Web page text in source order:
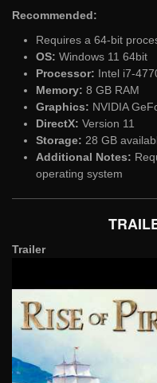
Recommended:
Requires a 64-bit
OS: Windows 11 64bit
Processor: Intel i7-
Memory: 8 GB RAM
Graphics: NVIDIA
DirectX: Version 11
Storage: 28 GB
Additional Notes:
operating system
Trailer